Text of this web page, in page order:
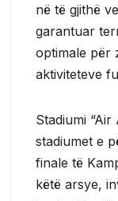
në të gjithë
garantuar
optimale për
aktiviteteve
Stadiumi
stadiumet e
finale të
këtë arsye,